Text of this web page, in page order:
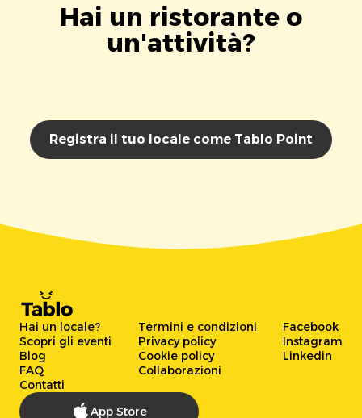
Hai un ristorante o
un'attività?
Registra il tuo locale come Tablo Point
Hai un locale?
Scopri gli eventi
Blog
FAQ
Contatti
Termini e condizioni
Privacy policy
Cookie policy
Collaborazioni
Facebook
Instagram
Linkedin
App Store